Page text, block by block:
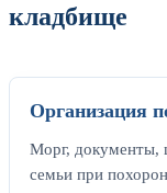
кладбище
Организация
Морг, документы,
семьи при